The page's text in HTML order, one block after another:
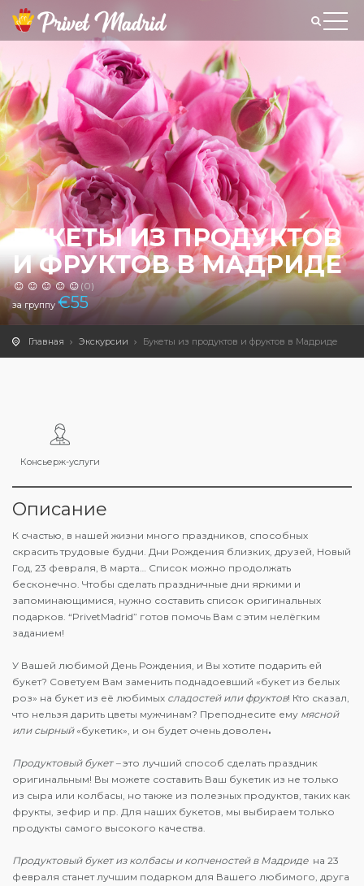
БУКЕТЫ ИЗ ПРОДУКТОВ
И ФРУКТОВ В МАДРИДЕ
(0)
за группу €55
Главная Экскурсии Букеты из продуктов и фруктов в Мадриде
Консьерж-услуги
Описание
К счастью, в нашей жизни много праздников, способных
скрасить трудовые будни. Дни Рождения близких, друзей, Новый
Год, 23 февраля, 8 марта… Список можно продолжать
бесконечно. Чтобы сделать праздничные дни яркими и
запоминающимися, нужно составить список оригинальных
подарков. “PrivetMadrid” готов помочь Вам с этим нелёгким
заданием!
У Вашей любимой День Рождения, и Вы хотите подарить ей
букет? Советуем Вам заменить поднадоевший «букет из белых
роз» на букет из её любимых сладостей или фруктов! Кто сказал,
что нельзя дарить цветы мужчинам? Преподнесите ему мясной
или сырный«букетик», и он будет очень доволен.
Продуктовый букет –это лучший способ сделать праздник
оригинальным! Вы можете составить Ваш букетик из не только
из сыра или колбасы, но также из полезных продуктов, таких как
фрукты, зефир и пр. Для наших букетов, мы выбираем только
продукты самого высокого качества.
Продуктовый букет из колбасы и копченостей в Мадриде на 23
февраля станет лучшим подарком для Вашего любимого, друга